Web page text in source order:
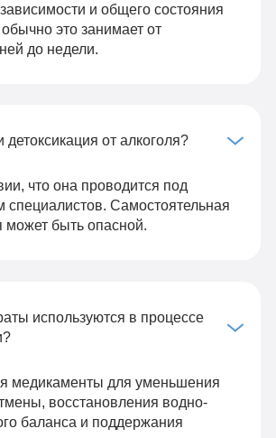
и общего состояния
это занимает от
до недели.
детоксикация от алкоголя?
что она проводится под
специалистов. Самостоятельная
может быть опасной.
используются в процессе
медикаменты для уменьшения
восстановления водно-
баланса и поддержания